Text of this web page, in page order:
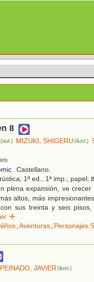
8
(aut.) MIZUKI, SHIGERU (ilust.)
. Castellano.
1ª ed., 1ª imp.; papel;
plena expansión, ve
altos, más
sus treinta y seis
,Aventuras, Personajes
PEINADO, JAVIER(ilust.)